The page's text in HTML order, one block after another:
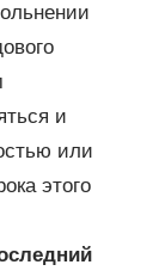
и
или
этого